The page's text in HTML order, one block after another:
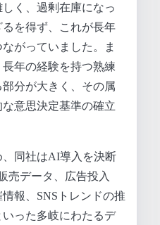
く、過剰在庫になっ
を得ず、これが長年
がっていました。ま
年の経験を持つ熟練
分が大きく、その属
意思決定基準の確立
同社はAI導入を決断
売データ、広告投入
報、SNSトレンドの推
った多岐にわたるデ